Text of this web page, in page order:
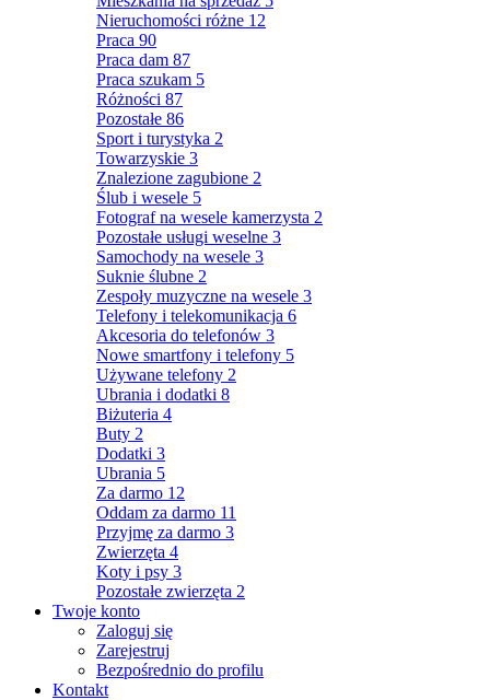
Nieruchomości różne 12
Praca 90
Praca dam 87
Praca szukam 5
Różności 87
Pozostałe 86
Sport i turystyka 2
Towarzyskie 3
Znalezione zagubione 2
Ślub i wesele 5
Fotograf na wesele kamerzysta 2
Pozostałe usługi weselne 3
Samochody na wesele 3
Suknie ślubne 2
Zespoły muzyczne na wesele 3
Telefony i telekomunikacja 6
Akcesoria do telefonów 3
Nowe smartfony i telefony 5
Używane telefony 2
Ubrania i dodatki 8
Biżuteria 4
Buty 2
Dodatki 3
Ubrania 5
Za darmo 12
Oddam za darmo 11
Przyjmę za darmo 3
Zwierzęta 4
Koty i psy 3
Pozostałe zwierzęta 2
Twoje konto
Zaloguj się
Zarejestruj
Bezpośrednio do profilu
Kontakt